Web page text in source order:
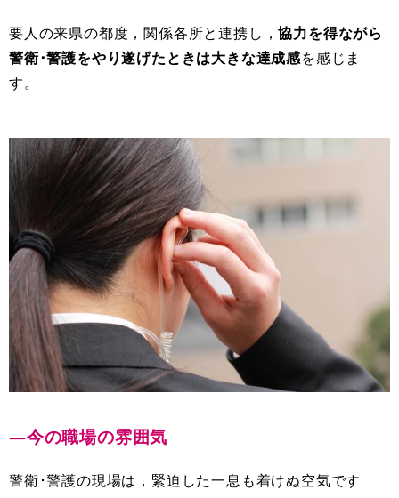
要人の来県の都度，関係各所と連携し，協力を得ながら
警衛･警護をやり遂げたときは大きな達成感を感じま
す。
―今の職場の雰囲気
警衛･警護の現場は，緊迫した一息も着けぬ空気です